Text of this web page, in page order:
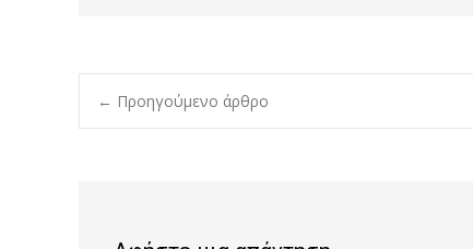
Post
← Προηγούμενο άρθρο